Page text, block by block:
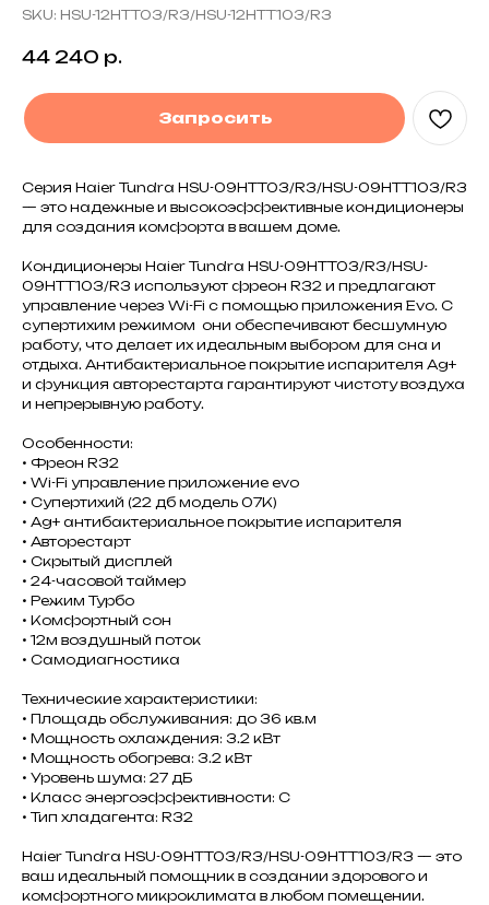
SKU: HSU-12HTT03/R3/HSU-12HTT103/R3
44 240 р.
Запросить
Серия Haier Tundra HSU-09HTT03/R3/HSU-09HTT103/R3
— это надежные и высокоэффективные кондиционеры
для создания комфорта в вашем доме.
Кондиционеры Haier Tundra HSU-09HTT03/R3/HSU-
09HTT103/R3 используют фреон R32 и предлагают
управление через Wi-Fi с помощью приложения Evo. С
супертихим режимом они обеспечивают бесшумную
работу, что делает их идеальным выбором для сна и
отдыха. Антибактериальное покрытие испарителя Ag+
и функция авторестарта гарантируют чистоту воздуха
и непрерывную работу.
Особенности:
• Фреон R32
• Wi-Fi управление приложение evo
• Супертихий (22 дб модель 07К)
• Ag+ антибактериальное покрытие испарителя
• Авторестарт
• Скрытый дисплей
• 24-часовой таймер
• Режим Турбо
• Комфортный сон
• 12м воздушный поток
• Самодиагностика
Технические характеристики:
• Площадь обслуживания: до 36 кв.м
• Мощность охлаждения: 3.2 кВт
• Мощность обогрева: 3.2 кВт
• Уровень шума: 27 дБ
• Класс энергоэффективности: C
• Тип хладагента: R32
Haier Tundra HSU-09HTT03/R3/HSU-09HTT103/R3 — это
ваш идеальный помощник в создании здорового и
комфортного микроклимата в любом помещении.